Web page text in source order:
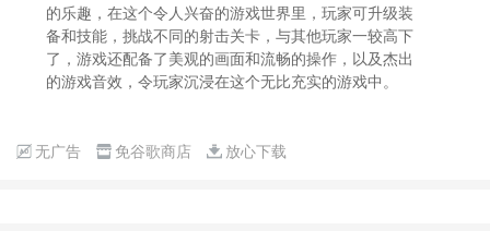
的乐趣，在这个令人兴奋的游戏世界里，玩家可升级装
备和技能，挑战不同的射击关卡，与其他玩家一较高下
了，游戏还配备了美观的画面和流畅的操作，以及杰出
的游戏音效，令玩家沉浸在这个无比充实的游戏中。
无广告 免谷歌商店 放心下载